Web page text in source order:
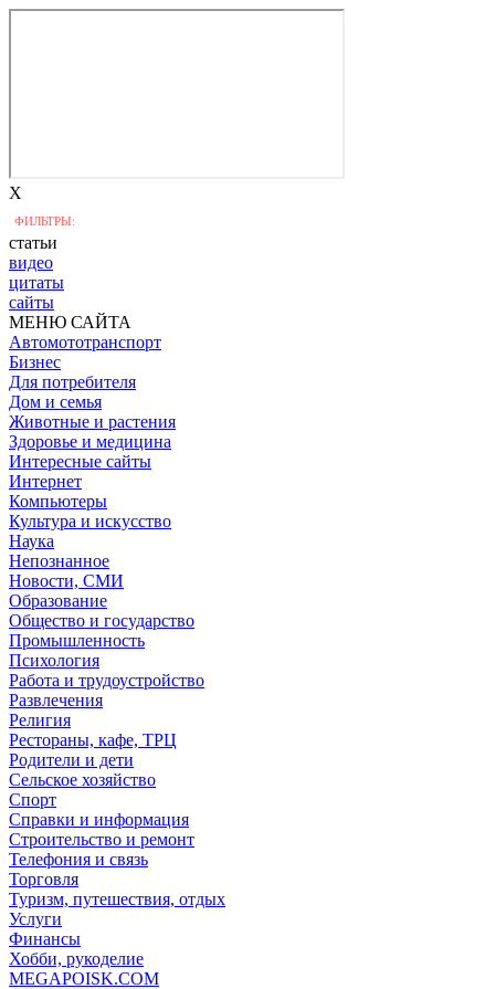
X
ФИЛЬТРЫ:
статьи
видео
цитаты
сайты
МЕНЮ САЙТА
Автомототранспорт
Бизнес
Для потребителя
Дом и семья
Животные и растения
Здоровье и медицина
Интересные сайты
Интернет
Компьютеры
Культура и искусство
Наука
Непознанное
Новости, СМИ
Образование
Общество и государство
Промышленность
Психология
Работа и трудоустройство
Развлечения
Религия
Рестораны, кафе, ТРЦ
Родители и дети
Сельское хозяйство
Спорт
Справки и информация
Строительство и ремонт
Телефония и связь
Торговля
Туризм, путешествия, отдых
Услуги
Финансы
Хобби, рукоделие
MEGAPOISK.COM